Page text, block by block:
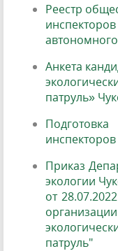
Реестр
Анкета
патруль»
Приказ
экологии
от
патруль"